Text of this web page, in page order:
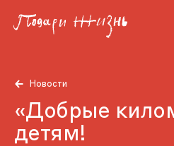
Новости
«Добрые
детям!